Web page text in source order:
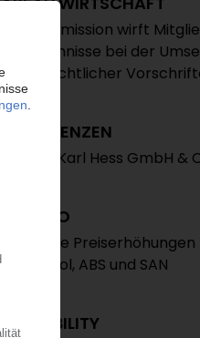
EU-Kommission wirft
Versäumnisse bei der
abfallrechtlicher
INSOLVENZEN
Antrag: Karl Hess GmbH &
TRINSEO
Deutliche Preiserhöhungen
Polystyrol, ABS und SAN
OPMOBILITY